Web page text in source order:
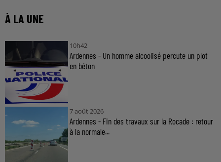
À LA UNE
10h42
Ardennes - Un homme alcoolisé percute un plot
en béton
7 août 2026
Ardennes - Fin des travaux sur la Rocade : retour
à la normale...